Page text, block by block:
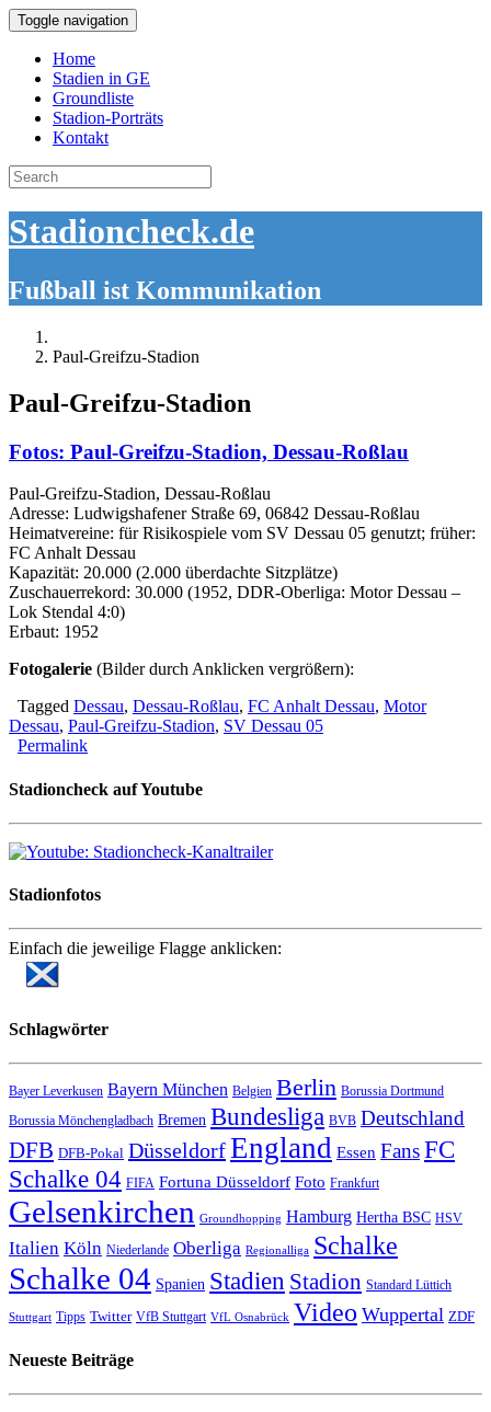
Toggle navigation
Home
Stadien in GE
Groundliste
Stadion-Porträts
Kontakt
Search
for:
Stadioncheck.de
Fußball ist Kommunikation
Paul-Greifzu-Stadion
Paul-Greifzu-Stadion
Fotos: Paul-Greifzu-Stadion, Dessau-Roßlau
Paul-Greifzu-Stadion, Dessau-Roßlau
Adresse: Ludwigshafener Straße 69, 06842 Dessau-Roßlau
Heimatvereine: für Risikospiele vom SV Dessau 05 genutzt; früher:
FC Anhalt Dessau
Kapazität: 20.000 (2.000 überdachte Sitzplätze)
Zuschauerrekord: 30.000 (1952, DDR-Oberliga: Motor Dessau –
Lok Stendal 4:0)
Erbaut: 1952
Fotogalerie (Bilder durch Anklicken vergrößern):
Tagged Dessau, Dessau-Roßlau, FC Anhalt Dessau, Motor
Dessau, Paul-Greifzu-Stadion, SV Dessau 05
Permalink
Stadioncheck auf Youtube
Stadionfotos
Einfach die jeweilige Flagge anklicken:
Schlagwörter
Bayer Leverkusen Bayern München Belgien Berlin Borussia Dortmund
Borussia Mönchengladbach Bremen Bundesliga BVB Deutschland
DFB DFB-Pokal DüsseldorfEngland Essen FansFC
Schalke 04 FIFA Fortuna Düsseldorf Foto Frankfurt
Gelsenkirchen Groundhopping Hamburg Hertha BSC HSV
Italien Köln Niederlande Oberliga Regionalliga Schalke
Schalke 04 Spanien Stadien Stadion Standard Lüttich
Stuttgart Tipps Twitter VfB Stuttgart VfL Osnabrück Video Wuppertal ZDF
Neueste Beiträge